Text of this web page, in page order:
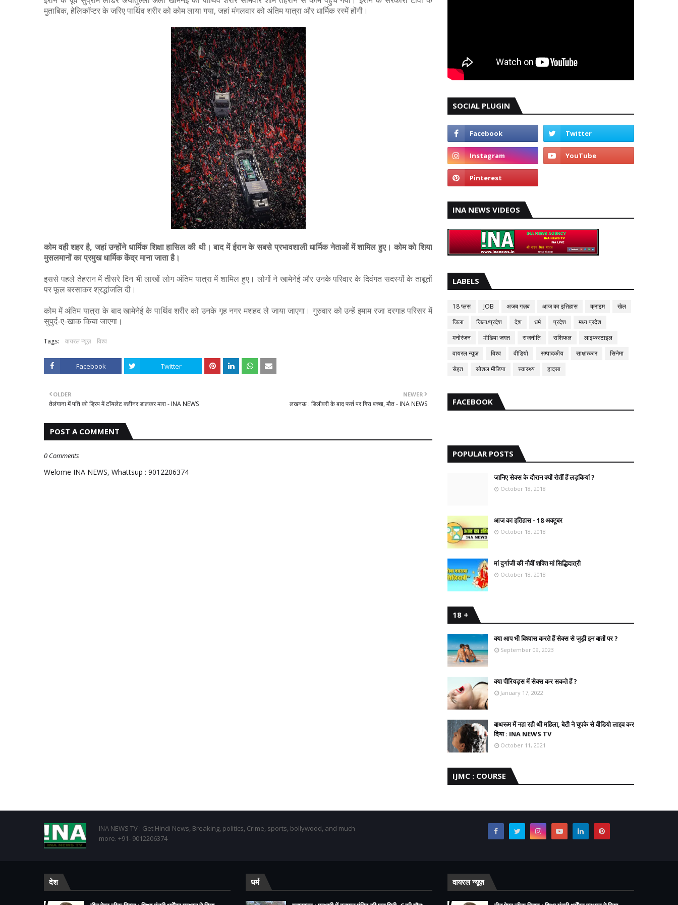
मुताबिक, हेलिकॉप्टर के जरिए पार्थिव शरीर को कोम लाया गया, जहां मंगलवार को अंतिम यात्रा और धार्मिक रस्में होंगी।
कोम वही शहर है, जहां उन्होंने धार्मिक शिक्षा हासिल की थी। बाद में ईरान के सबसे प्रभावशाली धार्मिक नेताओं में शामिल हुए। कोम को शिया
मुसलमानों का प्रमुख धार्मिक केंद्र माना जाता है।
इससे पहले तेहरान में तीसरे दिन भी लाखों लोग अंतिम यात्रा में शामिल हुए। लोगों ने खामेनेई और उनके परिवार के दिवंगत सदस्यों के ताबूतों
पर फूल बरसाकर श्रद्धांजलि दी।
कोम में अंतिम यात्रा के बाद खामेनेई के पार्थिव शरीर को उनके गृह नगर मशहद ले जाया जाएगा। गुरुवार को उन्हें इमाम रजा दरगाह परिसर में
सुपुर्द-ए-खाक किया जाएगा।
Tags: वायरल न्यूज़ विश्व
Facebook Twitter
NEWER
लखनऊ : डिलीवरी के बाद फर्श पर गिरा बच्चा, मौत - INA NEWS
OLDER
तेलंगाना में पति को ड्रिप में टॉयलेट क्लीनर डालकर मारा - INA NEWS
POST A COMMENT
0 Comments
Welome INA NEWS, Whattsup : 9012206374
SOCIAL PLUGIN
INA NEWS VIDEOS
LABELS
18 प्लस JOB अजब गज़ब आज का इतिहास क्राइम
खेल
जिला
जिला/प्रदेश देश धर्म प्रदेश
मध्य प्रदेश
मनोरंजन
मीडिया जगत राजनीति राशिफल
लाइफस्टाइल
वायरल न्यूज़
विश्व वीडियो सम्पादकीय साक्षात्कार
सिनेमा
सेहत
सोशल मीडिया स्वास्थ्य हादसा
FACEBOOK
POPULAR POSTS
जानिए सेक्स के दौरान क्यों रोतीं हैं लड़कियां ?
October 18, 2018
आज का इतिहास - 18 अक्टूबर
October 18, 2018
मां दुर्गाजी की नौवीं शक्ति मां सिद्धिदात्री
October 18, 2018
18 +
क्या आप भी विश्वास करते हैं सेक्स से जुड़ी इन बातों पर ?
September 09, 2023
क्या पीरियड्स में सेक्स कर सकते हैं ?
January 17, 2022
बाथरूम में नहा रही थी महिला, बेटी ने चुपके से वीडियो लाइव कर
दिया : INA NEWS TV
October 11, 2021
IJMC : COURSE
INA NEWS TV : Get Hindi News, Breaking, politics, Crime, sports, bollywood, and much
more. +91- 9012206374
देश धर्म वायरल न्यूज़